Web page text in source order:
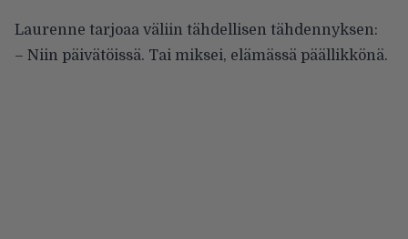
Laurenne tarjoaa väliin tähdellisen tähdennyksen:
– Niin päivätöissä. Tai miksei, elämässä päällikkönä.